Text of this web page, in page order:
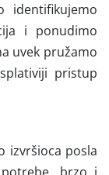
identifikujemo
i ponudimo
uvek pružamo
pristup
izvršioca posla